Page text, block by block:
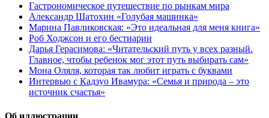
Гастрономическое путешествие по рынкам мира
Александр Шатохин «Голубая машинка»
Марина Павликовская: «Это идеальная для меня книга»
Роб Ходжсон и его бестиарии
Дарья Герасимова: «Читательский путь у всех разный.
Главное, чтобы ребенок мог этот путь выбирать сам»
Мона Оляля, которая так любит играть с буквами
Интервью с Кадзуо Ивамура: «Семья и природа – это
источник счастья»
Об иллюстрации